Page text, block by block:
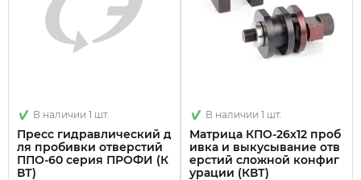
В наличии 1 шт.
Пресс гидравлический д
ля пробивки отверстий
ППО-60 серия ПРОФИ (К
ВТ)
В наличии 1 шт.
Матрица КПО-26х12 проб
ивка и выкусывание отв
ерстий сложной конфиг
урации (КВТ)